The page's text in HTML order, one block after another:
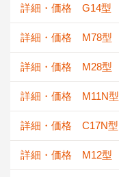
詳細・価格 G14型
詳細・価格 M78型
詳細・価格 M28型
詳細・価格 M11N型
詳細・価格 C17N型
詳細・価格 M12型